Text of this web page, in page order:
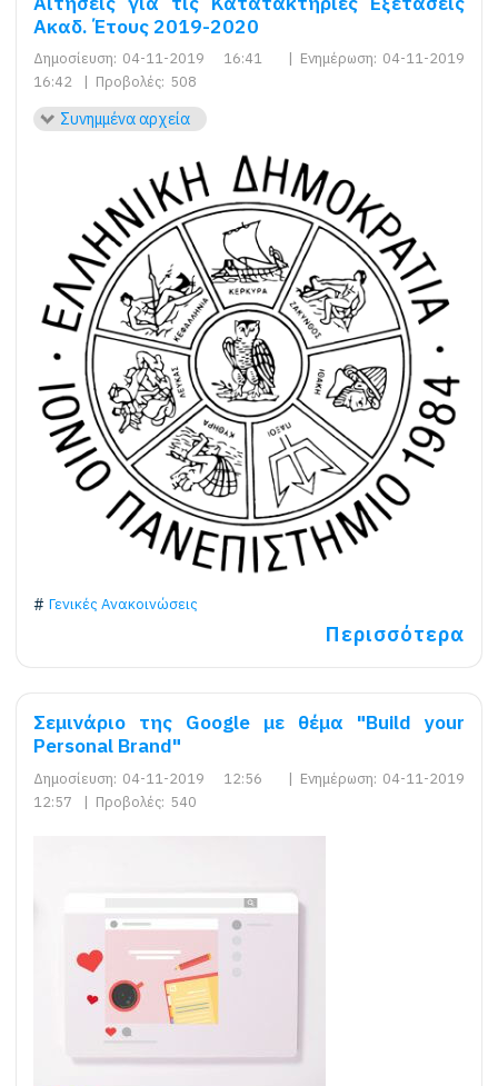
Ακαδ. Έτους 2019-2020
Δημοσίευση: 04-11-2019 16:41 | Ενημέρωση: 04-11-2019
16:42
| Προβολές: 508
Συνημμένα αρχεία
Γενικές Ανακοινώσεις
Περισσότερα
Σεμινάριο της Google με θέμα "Build your
Personal Brand"
Δημοσίευση: 04-11-2019 12:56 | Ενημέρωση: 04-11-2019
12:57
| Προβολές: 540